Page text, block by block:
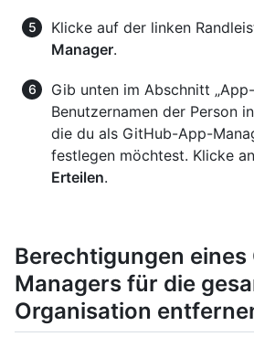
Klicke auf der linken
Manager.
Gib unten im Abschnitt
Benutzernamen der Person
die du als GitHub-App-
festlegen möchtest. Klicke
Erteilen.
Berechtigungen
Managers für die
Organisation